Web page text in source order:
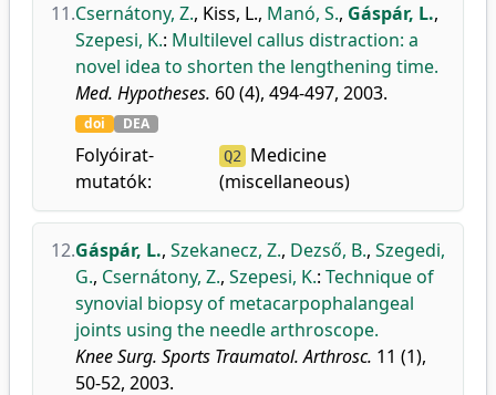
11.Csernátony, Z., Kiss, L., Manó, S., Gáspár, L.,
Szepesi, K.: Multilevel callus distraction: a
novel idea to shorten the lengthening time.
Med. Hypotheses. 60 (4), 494-497, 2003.
doi DEA
Folyóirat-
mutatók:
Q2
Medicine
(miscellaneous)
12.Gáspár, L., Szekanecz, Z., Dezső, B., Szegedi,
G., Csernátony, Z., Szepesi, K.: Technique of
synovial biopsy of metacarpophalangeal
joints using the needle arthroscope.
Knee Surg. Sports Traumatol. Arthrosc. 11 (1),
50-52, 2003.